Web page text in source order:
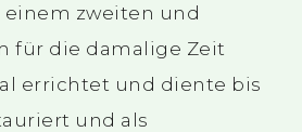
einem zweiten und
für die damalige Zeit
errichtet und diente bis
und als